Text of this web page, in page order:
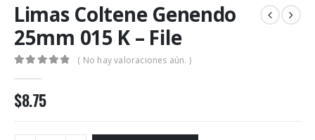
Limas Coltene Genendo
25mm 015 K – File
( No hay valoraciones aún. )
$8.75